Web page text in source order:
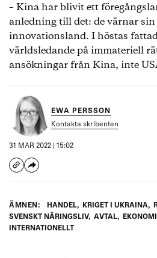
– Kina har blivit ett
anledning till det: de värnar
innovationsland. I höstas
världsledande på immateriell
ansökningar från Kina, inte
EWA PERSSON
Kontakta skribenten
31 MAR 2022 | 15:02
ÄMNEN: HANDEL, KRIGET I UKRAINA,
SVENSKT NÄRINGSLIV, AVTAL,
INTERNATIONELLT